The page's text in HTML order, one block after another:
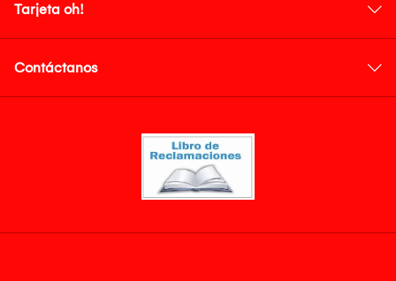
Tarjeta oh!
Contáctanos